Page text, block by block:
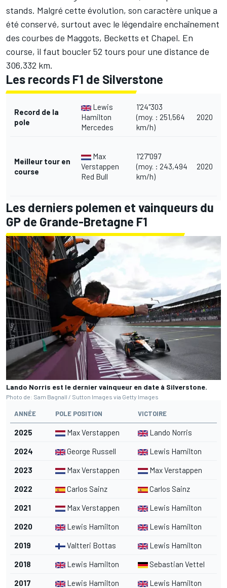
stands. Malgré cette évolution, son caractère unique a
été conservé, surtout avec le légendaire enchaînement
des courbes de Maggots, Becketts et Chapel. En
course, il faut boucler 52 tours pour une distance de
306,332 km.
Les records F1 de Silverstone
Record de la
pole
Lewis
Hamilton
Mercedes
1'24"303
(moy. : 251,564
km/h)
2020
Meilleur tour en
course
Max
Verstappen
Red Bull
1'27"097
(moy. : 243,494
km/h)
2020
Les derniers polemen et vainqueurs du
GP de Grande-Bretagne F1
Lando Norris est le dernier vainqueur en date à Silverstone.
Photo de: Sam Bagnall / Sutton Images via Getty Images
ANNÉE POLE POSITION VICTOIRE
2025 Max Verstappen Lando Norris
2024 George Russell Lewis Hamilton
2023 Max Verstappen Max Verstappen
2022 Carlos Sainz Carlos Sainz
2021 Max Verstappen Lewis Hamilton
2020 Lewis Hamilton Lewis Hamilton
2019 Valtteri Bottas Lewis Hamilton
2018 Lewis Hamilton Sebastian Vettel
2017 Lewis Hamilton Lewis Hamilton